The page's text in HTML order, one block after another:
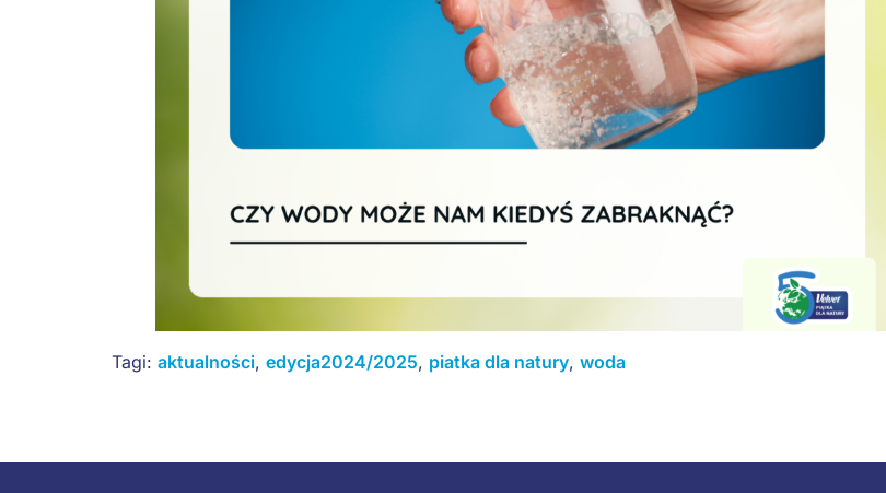
Tagi: aktualności, edycja2024/2025, piatka dla natury, woda